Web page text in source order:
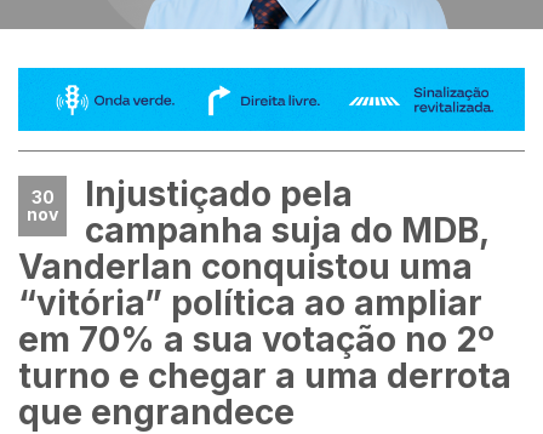
30
nov
Injustiçado pela
campanha suja do MDB,
Vanderlan conquistou uma
“vitória” política ao ampliar
em 70% a sua votação no 2º
turno e chegar a uma derrota
que engrandece